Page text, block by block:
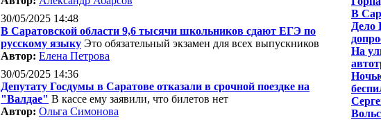
30/05/2025 14:48
В Саратовской области 9,6 тысячи школьников сдают ЕГЭ по
русскому языку Это обязательный экзамен для всех выпускников
Автор: Елена Петрова
30/05/2025 14:36
Депутату Госдумы в Саратове отказали в срочной поездке на
"Валдае" В кассе ему заявили, что билетов нет
Автор: Ольга Симонова
В
Дело
На